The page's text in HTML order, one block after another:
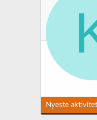
Nyeste aktivitet